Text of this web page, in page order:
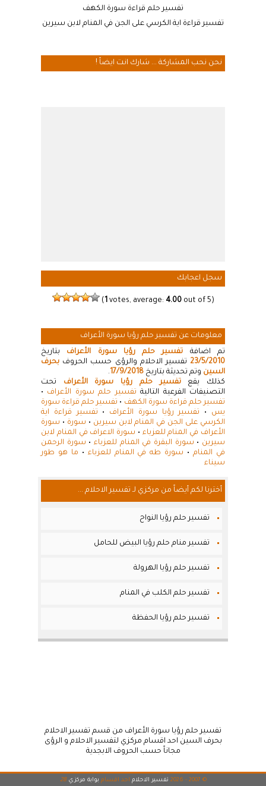
تفسير حلم قراءة سورة الكهف
تفسير قراءة اية الكرسي على الجن في المنام لابن سيرين
نحن نحب المشاركة ... شارك انت ايضاً !
سجل اعجابك
( 1votes, average: 4.00out of 5)
معلومات عن تفسير حلم رؤيا سورة الأعراف
تم اضافة تفسير حلم رؤيا سورة الأعراف بتاريخ
23/5/2010 تفسير الاحلام والرؤى حسب الحروف بحرف
السين وتم تحديثة بتاريخ 17/9/2018
.
كذلك يقعتفسير حلم رؤيا سورة الأعراف تحت
التصنيفات الفرعية التالية تفسير حلم سورة الأعراف •
تفسير حلم قراءة سورة الكهف • تفسير حلم قراءة سورة
يس • تفسير رؤيا سورة الأعراف • تفسير قراءة اية
الكرسي على الجن في المنام لابن سيرين • سورة • سورة
الأعراف في المنام للعزباء • سورة الاعراف في المنام لابن
سيرين • سورة البقرة في المنام للعزباء• سورة الرحمن
في المنام• سورة طه في المنام للعزباء • ما هو طور
سيناء
أخترنا لكم أيضاً من مركزي لـ تفسير الاحلام ...
تفسير حلم رؤيا النواح
تفسير منام حلم رؤيا البيض للحامل
تفسير حلم رؤيا الهرولة
تفسير حلم الكلب في المنام
تفسير حلم رؤيا الحفظة
تفسير حلم رؤيا سورة الأعراف من قسم تفسير الاحلام
بحرف السين احد اقسام مركزي لتفسير الاحلام و الرؤى
مجاناً حسب الحروف الابجدية
© 2007 - 2026 تفسير الاحلام احد اقسام بوابة مركزي 28